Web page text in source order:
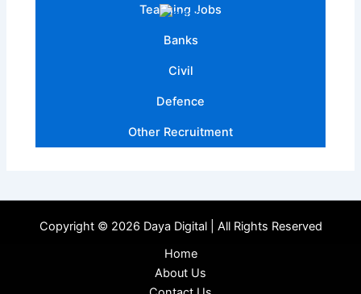
Teaching Jobs
Banks
Civil
Defence
Other Recruitment
Copyright © 2026 Daya Digital | All Rights Reserved
Home
About Us